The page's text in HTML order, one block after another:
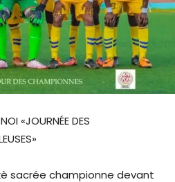
«JOURNÉE DES
sacrée championne devant